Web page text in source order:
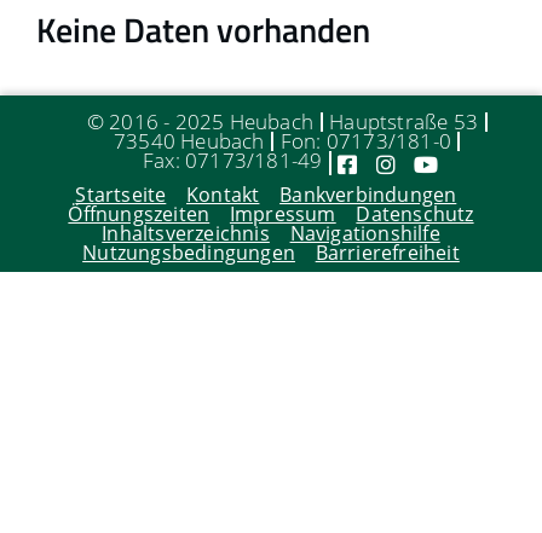
Keine Daten vorhanden
© 2016 - 2025 Heubach Hauptstraße 53
73540 Heubach Fon: 07173/181-0
Fax: 07173/181-49
Startseite Kontakt Bankverbindungen
Öffnungszeiten Impressum Datenschutz
Inhaltsverzeichnis Navigationshilfe
Nutzungsbedingungen Barrierefreiheit